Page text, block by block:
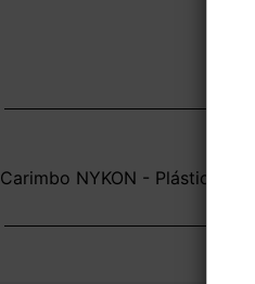
Carimbo NYKON - Plástico -